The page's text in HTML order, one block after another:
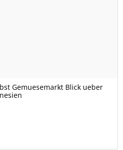
Gemuesemarkt Blick ueber